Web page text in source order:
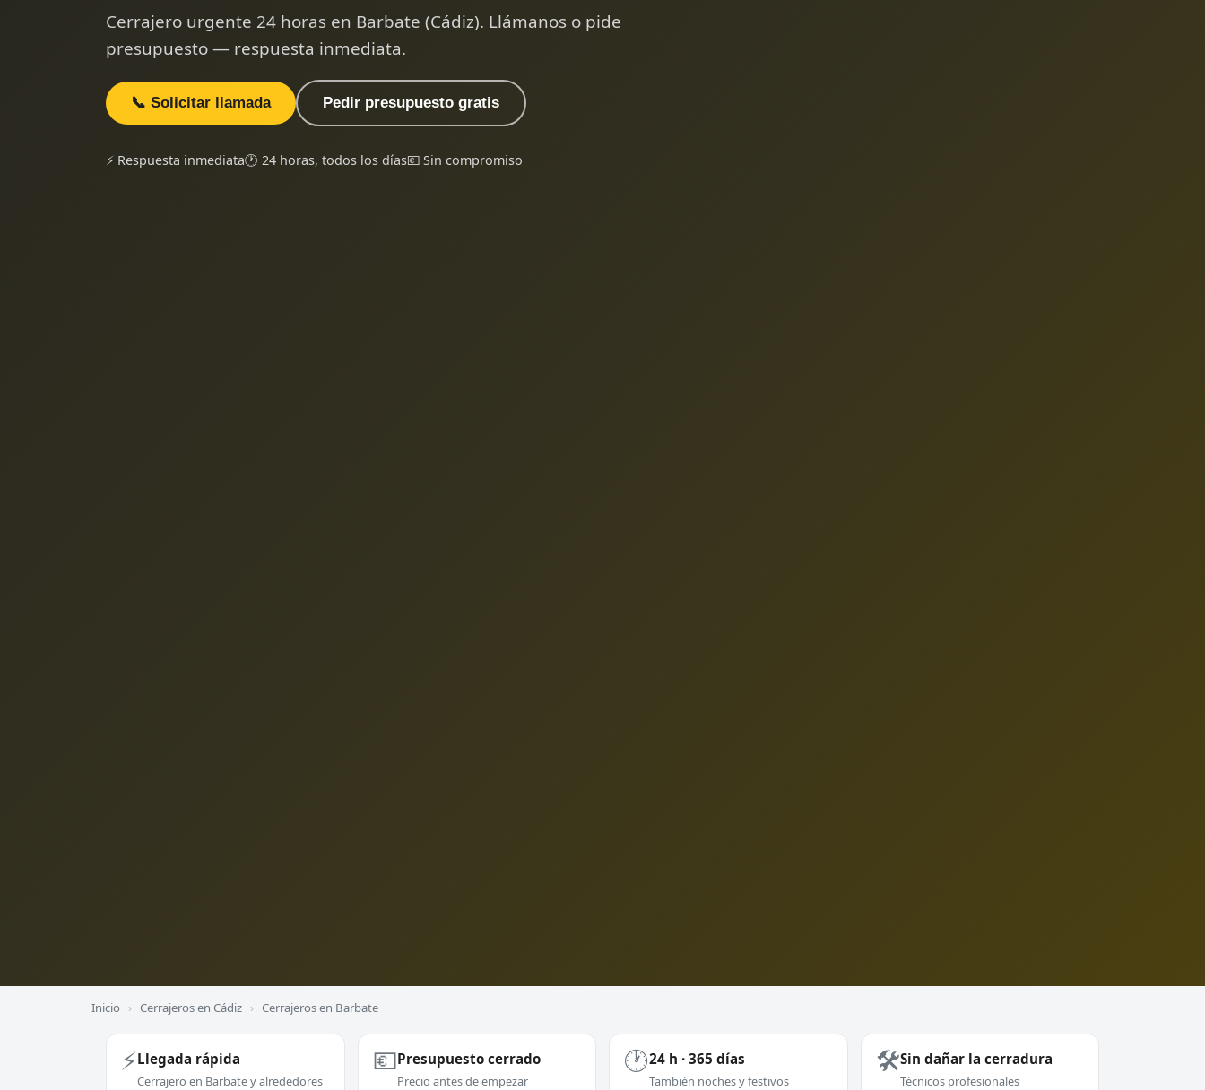
Cerrajero urgente 24 horas en Barbate (Cádiz). Llámanos o pide
presupuesto — respuesta inmediata.
📞 Solicitar llamada Pedir presupuesto gratis
⚡ Respuesta inmediata🕐 24 horas, todos los días💶 Sin compromiso
Inicio › Cerrajeros en Cádiz › Cerrajeros en Barbate
⚡Llegada rápida
Cerrajero en Barbate y alrededores
💶Presupuesto cerrado
Precio antes de empezar
🕐24 h · 365 días
También noches y festivos
🛠️Sin dañar la cerradura
Técnicos profesionales